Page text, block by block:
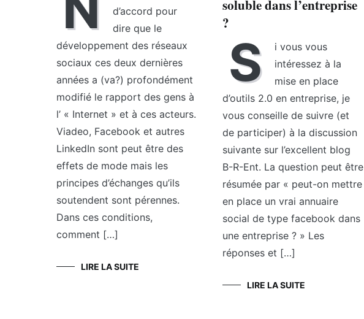
d’accord pour
dire que le
développement des réseaux
sociaux ces deux dernières
années a (va?) profondément
modifié le rapport des gens à
l’ « Internet » et à ces acteurs.
Viadeo, Facebook et autres
LinkedIn sont peut être des
effets de mode mais les
principes d’échanges qu’ils
soutendent sont pérennes.
Dans ces conditions,
comment […]
LIRE LA SUITE
soluble dans l’entreprise
?
S
i vous vous
intéressez à la
mise en place
d’outils 2.0 en entreprise, je
vous conseille de suivre (et
de participer) à la discussion
suivante sur l’excellent blog
B-R-Ent. La question peut être
résumée par « peut-on mettre
en place un vrai annuaire
social de type facebook dans
une entreprise ? » Les
réponses et […]
LIRE LA SUITE